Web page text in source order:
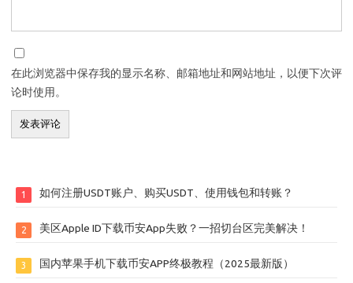
在此浏览器中保存我的显示名称、邮箱地址和网站地址，以便下次评
论时使用。
1 如何注册USDT账户、购买USDT、使用钱包和转账？
2 美区Apple ID下载币安App失败？一招切台区完美解决！
3 国内苹果手机下载币安APP终极教程（2025最新版）